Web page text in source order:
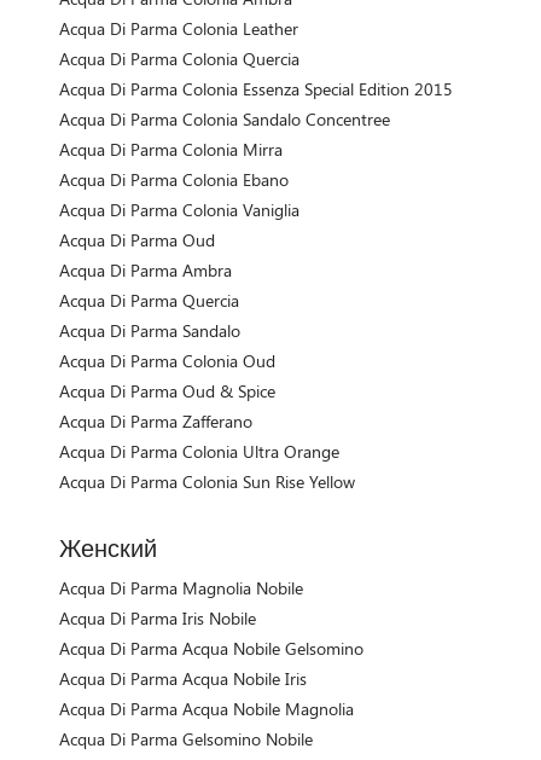
Acqua Di Parma Colonia Leather
Acqua Di Parma Colonia Quercia
Acqua Di Parma Colonia Essenza Special Edition 2015
Acqua Di Parma Colonia Sandalo Concentree
Acqua Di Parma Colonia Mirra
Acqua Di Parma Colonia Ebano
Acqua Di Parma Colonia Vaniglia
Acqua Di Parma Oud
Acqua Di Parma Ambra
Acqua Di Parma Quercia
Acqua Di Parma Sandalo
Acqua Di Parma Colonia Oud
Acqua Di Parma Oud & Spice
Acqua Di Parma Zafferano
Acqua Di Parma Colonia Ultra Orange
Acqua Di Parma Colonia Sun Rise Yellow
Женский
Acqua Di Parma Magnolia Nobile
Acqua Di Parma Iris Nobile
Acqua Di Parma Acqua Nobile Gelsomino
Acqua Di Parma Acqua Nobile Iris
Acqua Di Parma Acqua Nobile Magnolia
Acqua Di Parma Gelsomino Nobile